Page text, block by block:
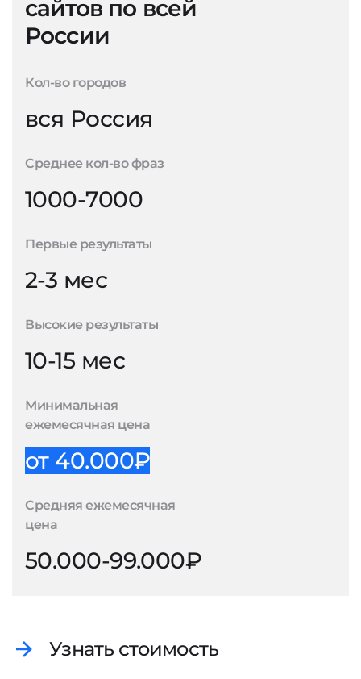
сайтов по всей
России
Кол-во городов
вся Россия
Среднее кол-во фраз
1000-7000
Первые результаты
2-3 мес
Высокие результаты
10-15 мес
Минимальная
ежемесячная цена
от 40.000₽
Средняя ежемесячная
цена
50.000-99.000₽
Узнать стоимость